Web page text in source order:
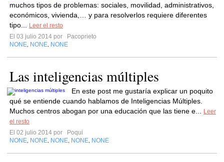
muchos tipos de problemas: sociales, movilidad, administrativos,
económicos, vivienda,… y para resolverlos requiere diferentes
tipo...
Leer el resto
El 03 julio 2014 por
Pacoprieto
NONE NONE NONE
Las inteligencias múltiples
En este post me gustaría explicar un poquito
qué se entiende cuando hablamos de Inteligencias Múltiples.
Muchos centros abogan por una educación que las tiene e...
Leer
el resto
El 02 julio 2014 por
Poqui
NONE NONE NONE NONE NONE